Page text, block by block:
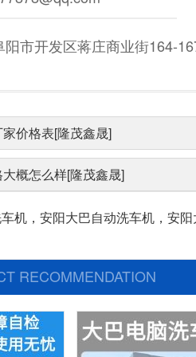
市开发区蒋庄商业街164-
价格表[隆茂鑫晟]
概怎么样[隆茂鑫晟]
机，安阳大巴自动洗车机，安
RECOMMENDATION